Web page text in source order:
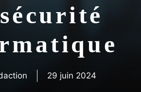
29 juin 2024